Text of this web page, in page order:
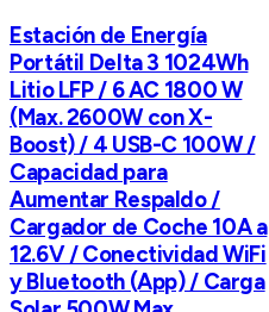
Estación de Energía
Portátil Delta 3 1024Wh
Litio LFP / 6 AC 1800 W
(Max. 2600W con X-
Boost) / 4 USB-C 100W /
Capacidad para
Aumentar Respaldo /
Cargador de Coche 10A a
12.6V / Conectividad WiFi
y Bluetooth (App) / Carga